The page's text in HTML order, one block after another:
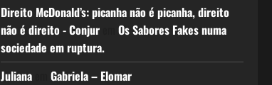
Direito McDonald’s: picanha não é picanha, direito
não é direito - Conjurem Os Sabores Fakes numa
sociedade em ruptura.
Julianaem Gabriela – Elomar